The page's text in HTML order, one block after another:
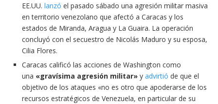
EE.UU. lanzó el pasado sábado una agresión militar masiva
en territorio venezolano que afectó a Caracas y los
estados de Miranda, Aragua y La Guaira. La operación
concluyó con el secuestro de Nicolás Maduro y su esposa,
Cilia Flores.
Caracas calificó las acciones de Washington como
una «gravísima agresión militar» y advirtió de que el
objetivo de los ataques «no es otro que apoderarse de los
recursos estratégicos de Venezuela, en particular de su